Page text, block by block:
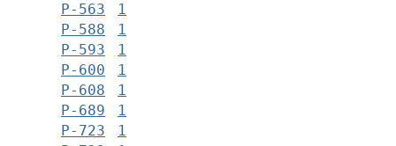
Р-563
1
Р-588
1
Р-593
1
Р-600
1
Р-608
1
Р-689
1
Р-723
1